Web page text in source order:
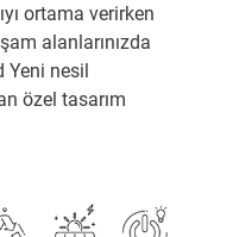
ortama verirken
alanlarınızda
Yeni nesil
özel tasarım